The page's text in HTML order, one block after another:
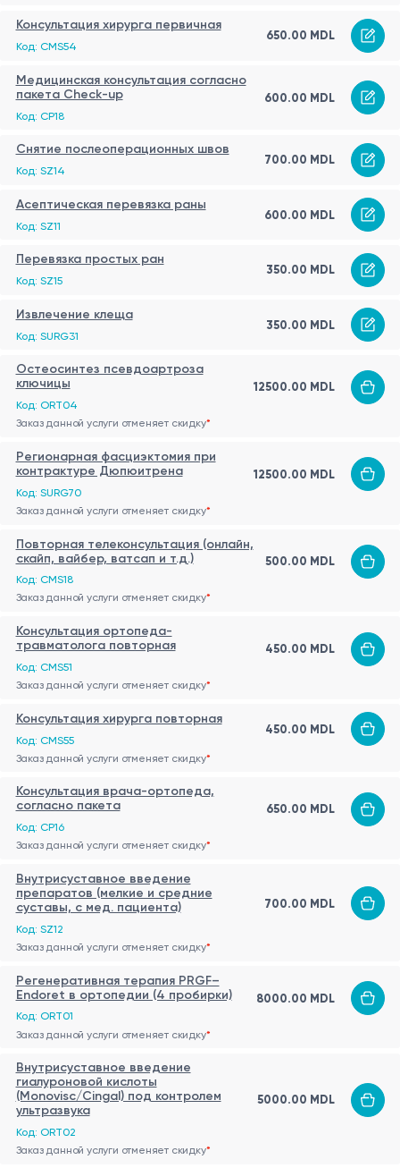
Консультация хирурга первичная
Код: CMS54
650.00 MDL
Медицинская консультация согласно
пакета Check-up
Код: CP18
600.00 MDL
Снятие послеоперационных швов
Код: SZ14
700.00 MDL
Асептическая перевязка раны
Код: SZ11
600.00 MDL
Перевязка простых ран
Код: SZ15
350.00 MDL
Извлечение клеща
Код: SURG31
350.00 MDL
Остеосинтез псевдоартроза
ключицы
Код: ORT04
12500.00 MDL
Заказ данной услуги отменяет скидку*
Регионарная фасциэктомия при
контрактуре Дюпюитрена
Код: SURG70
12500.00 MDL
Заказ данной услуги отменяет скидку*
Повторная телеконсультация (онлайн,
скайп, вайбер, ватсап и т.д.)
Код: CMS18
500.00 MDL
Заказ данной услуги отменяет скидку*
Консультация ортопеда-
травматолога повторная
Код: CMS51
450.00 MDL
Заказ данной услуги отменяет скидку*
Консультация хирурга повторная
Код: CMS55
450.00 MDL
Заказ данной услуги отменяет скидку*
Консультация врача-ортопеда,
согласно пакета
Код: CP16
650.00 MDL
Заказ данной услуги отменяет скидку*
Внутрисуставное введение
препаратов (мелкие и средние
суставы, с мед. пациента)
Код: SZ12
700.00 MDL
Заказ данной услуги отменяет скидку*
Регенеративная терапия PRGF–
Endoret в ортопедии (4 пробирки)
Код: ORT01
8000.00 MDL
Заказ данной услуги отменяет скидку*
Внутрисуставное введение
гиалуроновой кислоты
(Monovisc/Cingal) под контролем
ультразвука
Код: ORT02
5000.00 MDL
Заказ данной услуги отменяет скидку*